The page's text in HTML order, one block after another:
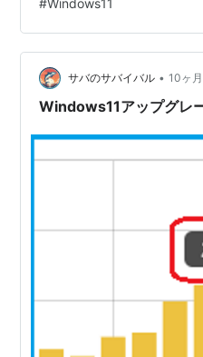
Windows11 24H2 → 25H2
た。 モデル：富士通ノー
#Windows11
サバのサバイバル • 10ヶ
Windows11アップグレ